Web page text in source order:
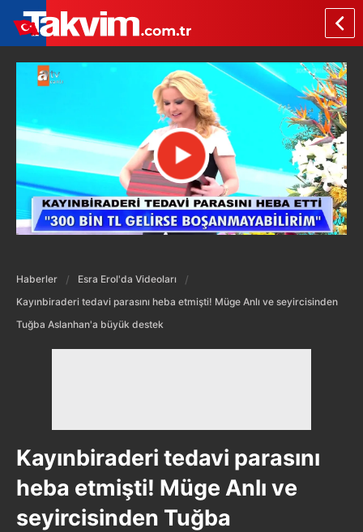
Haberler
Esra Erol'da Videoları
Kayınbiraderi tedavi parasını heba etmişti! Müge Anlı ve seyircisinden
Tuğba Aslanhan'a büyük destek
Kayınbiraderi tedavi parasını
heba etmişti! Müge Anlı ve
seyircisinden Tuğba